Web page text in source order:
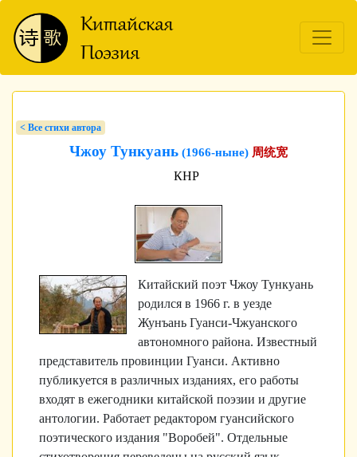
< Bсе стихи автора
Чжоу Тункуань (1966-ныне) 周统宽
КНР
Китайский поэт Чжоу Тункуань
родился в 1966 г. в уезде
Жунъань Гуанси-Чжуанского
автономного района. Известный
представитель провинции Гуанси. Активно
публикуется в различных изданиях, его работы
входят в ежегодники китайской поэзии и другие
антологии. Работает редактором гуансийского
поэтического издания "Воробей". Отдельные